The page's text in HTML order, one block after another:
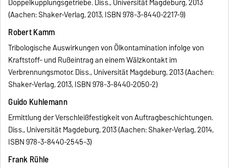
Doppelkupplungsgetriebe. Diss., Universität Magdeburg, 2013
(Aachen: Shaker-Verlag, 2013, ISBN 978-3-8440-2217-9)
Robert Kamm
Tribologische Auswirkungen von Ölkontamination infolge von
Kraftstoff- und Rußeintrag an einem Wälzkontakt im
Verbrennungsmotor. Diss., Universität Magdeburg, 2013 (Aachen:
Shaker-Verlag, 2013, ISBN 978-3-8440-2050-2)
Guido Kuhlemann
Ermittlung der Verschleißfestigkeit von Auftragbeschichtungen.
Diss., Universität Magdeburg, 2013 (Aachen: Shaker-Verlag, 2014,
ISBN 978-3-8440-2545-3)
Frank Rühle